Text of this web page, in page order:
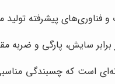
و فناوری‌های پیشرفته
سایش، پارگی و ضربه
است که چسبندگی